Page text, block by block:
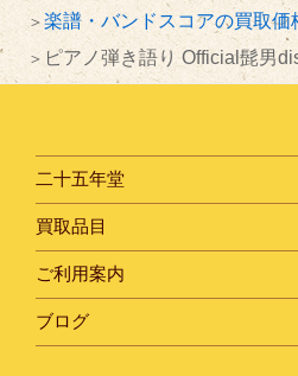
楽譜・バンドスコアの買取価
ピアノ弾き語り Official髭男
二十五年堂
買取品目
ご利用案内
ブログ